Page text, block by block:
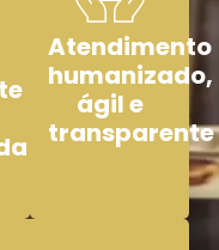
Atendimento
humanizado,
ágil e
transparente